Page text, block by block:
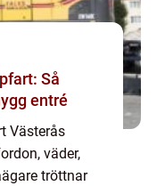
Så
entré
Västerås
väder,
tröttnar